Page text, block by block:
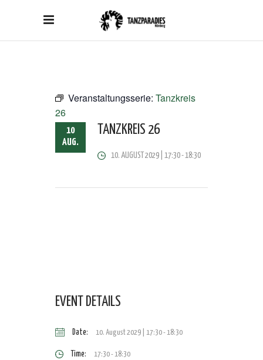
Veranstaltungsserie: Tanzkreis
26
10
AUG.
TANZKREIS 26
10. AUGUST 2029 | 17:30-18:30
EVENT DETAILS
Date: 10. August 2029 | 17:30-18:30
Time: 17:30 - 18:30